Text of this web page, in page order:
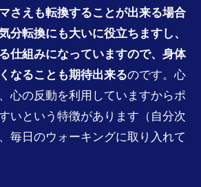
マさえも転換することが出来る場合
分転換にも大いに役立ちますし、
仕組みになっていますので、身体
なることも期待出来るのです。心
心の反動を利用していますからポ
いという特徴があります（自分次
毎日のウォーキングに取り入れて